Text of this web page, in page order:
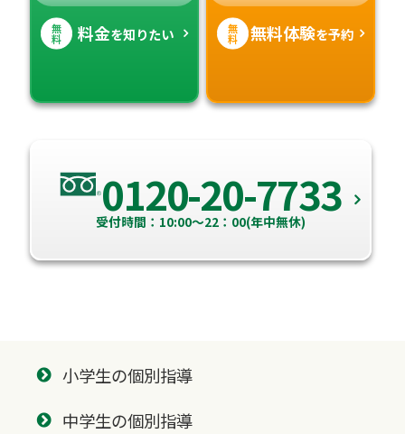
無
料 料金を知りたい 無
料 無料体験を予約
0120-20-7733
受付時間：10:00～22：00(年中無休)
小学生の個別指導
中学生の個別指導